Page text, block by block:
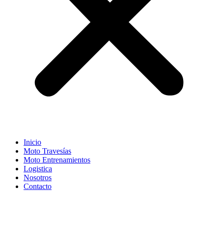
Inicio
Moto Travesías
Moto Entrenamientos
Logistica
Nosotros
Contacto